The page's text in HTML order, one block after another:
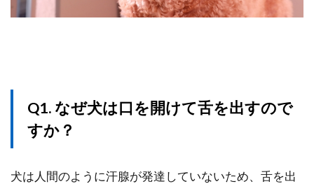
Q1. なぜ犬は口を開けて舌を出すので
すか？
犬は人間のように汗腺が発達していないため、舌を出